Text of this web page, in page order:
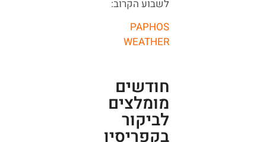
לשבוע הקרוב:
PAPHOS
WEATHER
חודשים
מומלצים
לביקור
בקפריסין